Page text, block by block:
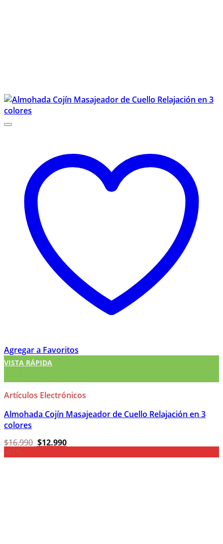
Agregar a Favoritos
+
VISTA RÁPIDA
Artículos Electrónicos
Almohada Cojín Masajeador de Cuello Relajación en 3
colores
$16.990 El
precio
original
$12.990El
precio
actual